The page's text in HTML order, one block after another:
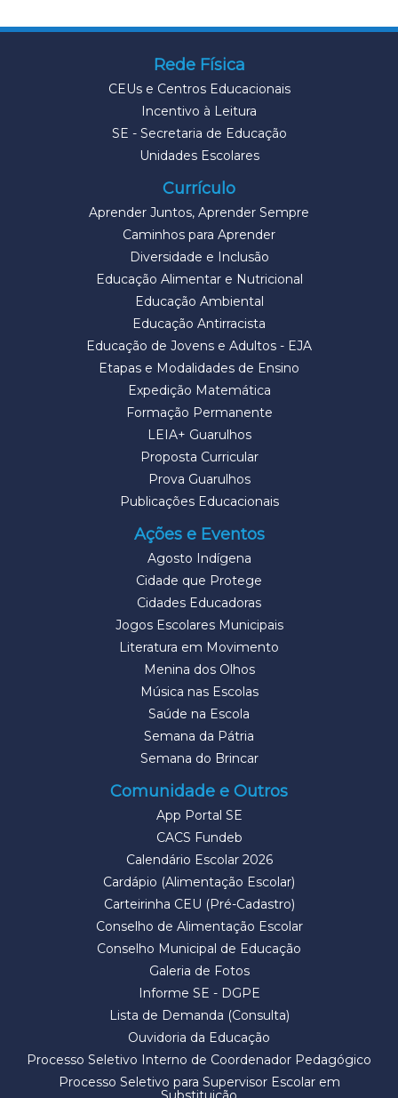
Rede Física
CEUs e Centros Educacionais
Incentivo à Leitura
SE - Secretaria de Educação
Unidades Escolares
Currículo
Aprender Juntos, Aprender Sempre
Caminhos para Aprender
Diversidade e Inclusão
Educação Alimentar e Nutricional
Educação Ambiental
Educação Antirracista
Educação de Jovens e Adultos - EJA
Etapas e Modalidades de Ensino
Expedição Matemática
Formação Permanente
LEIA+ Guarulhos
Proposta Curricular
Prova Guarulhos
Publicações Educacionais
Ações e Eventos
Agosto Indígena
Cidade que Protege
Cidades Educadoras
Jogos Escolares Municipais
Literatura em Movimento
Menina dos Olhos
Música nas Escolas
Saúde na Escola
Semana da Pátria
Semana do Brincar
Comunidade e Outros
App Portal SE
CACS Fundeb
Calendário Escolar 2026
Cardápio (Alimentação Escolar)
Carteirinha CEU (Pré-Cadastro)
Conselho de Alimentação Escolar
Conselho Municipal de Educação
Galeria de Fotos
Informe SE - DGPE
Lista de Demanda (Consulta)
Ouvidoria da Educação
Processo Seletivo Interno de Coordenador Pedagógico
Processo Seletivo para Supervisor Escolar em